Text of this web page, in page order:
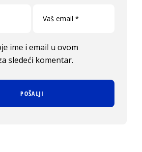
ime i email u ovom
sledeći komentar.